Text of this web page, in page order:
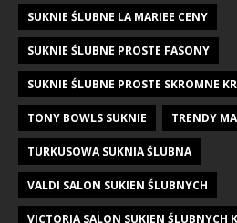
SUKNIE ŚLUBNE LA MARIEE CENY
SUKNIE ŚLUBNE PROSTE FASONY
SUKNIE ŚLUBNE PROSTE SKROMNE
TONY BOWLS SUKNIE TRENDY
TURKUSOWA SUKNIA ŚLUBNA
VALDI SALON SUKIEN ŚLUBNYCH
VICTORIA SALON SUKIEN ŚLUBNYCH